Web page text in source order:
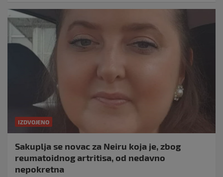
IZDVOJENO
Sakuplja se novac za Neiru koja je, zbog
reumatoidnog artritisa, od nedavno
nepokretna